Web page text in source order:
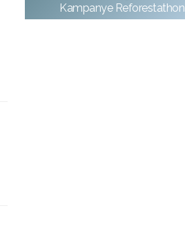
Kampanye Reforestathon